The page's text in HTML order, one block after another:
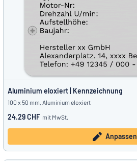
Firma
Deutsch
Aluminium eloxiert | Kennzeichnung
100 x 50 mm, Aluminium eloxiert
24.29 CHF mit MwSt.
Anpassen